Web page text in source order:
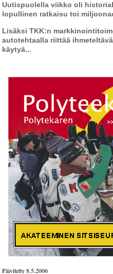
Uutispuolella viikko oli
lopullinen ratkaisu toi
Lisäksi TKK:n
autotehtaalla riittää
käytyä...
Päivitetty 8.5.2006